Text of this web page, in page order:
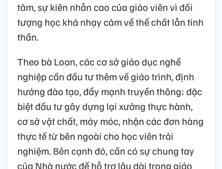
tâm, sự kiên nhẫn cao của giáo viên vì đối
tượng học khá nhạy cảm về thể chất lẫn tinh
thần.
Theo bà Loan, các cơ sở giáo dục nghề
nghiệp cần đầu tư thêm về giáo trình, định
hướng đào tạo, đẩy mạnh truyền thông; đặc
biệt đầu tư gây dựng lại xưởng thực hành,
cơ sở vật chất, máy móc, nhận các đơn hàng
thực tế từ bên ngoài cho học viên trải
nghiệm. Bên cạnh đó, cần có sự chung tay
của Nhà nước để hỗ trợ lâu dài trong giáo